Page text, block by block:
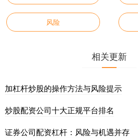
风险
相关更新
加杠杆炒股的操作方法与风险提示
炒股配资公司十大正规平台排名
证券公司配资杠杆：风险与机遇并存